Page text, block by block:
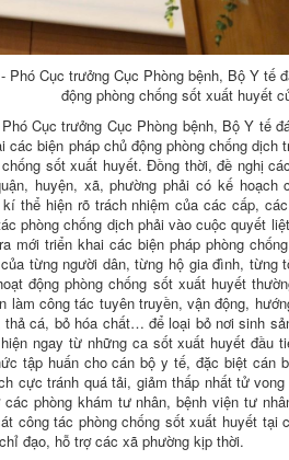
Phó Cục trưởng Cục Phòng bệnh, Bộ Y tế
động phòng chống sốt xuất huyết
Cục trưởng Cục Phòng bệnh, Bộ Y tế
các biện pháp chủ động phòng chống dịch
sốt xuất huyết. Đồng thời, đề nghị
huyện, xã, phường phải có kế
thể hiện rõ trách nhiệm của các cấp,
phòng chống dịch phải vào cuộc quyết
mới triển khai các biện pháp phòng
từng người dân, từng hộ gia đình, từng
động phòng chống sốt xuất huyết
làm công tác tuyên truyền, vận động,
cá, bỏ hóa chất… để loại bỏ nơi sinh
ngay từ những ca sốt xuất huyết đầu
tập huấn cho cán bộ y tế, đặc biệt cán
cực tránh quá tải, giảm thấp nhất tử
phòng khám tư nhân, bệnh viện tư
công tác phòng chống sốt xuất huyết
đạo, hỗ trợ các xã phường kịp thời.